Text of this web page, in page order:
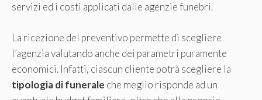
servizi ed i costi applicati dalle agenzie funebri.
La ricezione del preventivo permette di scegliere
l’agenzia valutando anche dei parametri puramente
economici. Infatti, ciascun cliente potrà scegliere la
tipologia di funerale che meglio risponde ad un